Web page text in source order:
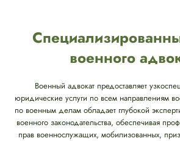
военного
Военный адвокат предоставляет
юридические услуги по всем направлениям
по военным делам обладает глубокой
военного законодательства, обеспечивая
прав военнослужащих, мобилизованных,